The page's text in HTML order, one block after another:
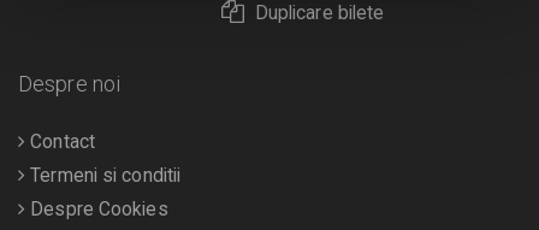
Duplicare bilete
Despre noi
Contact
Termeni si conditii
Despre Cookies